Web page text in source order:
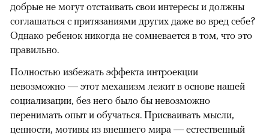
добрые не могут отстаивать свои интересы и должны
соглашаться с притязаниями других даже во вред себе?
Однако ребенок никогда не сомневается в том, что это
правильно.
Полностью избежать эффекта интроекции
невозможно — этот механизм лежит в основе нашей
социализации, без него было бы невозможно
перенимать опыт и обучаться. Присваивать мысли,
ценности, мотивы из внешнего мира — естественный